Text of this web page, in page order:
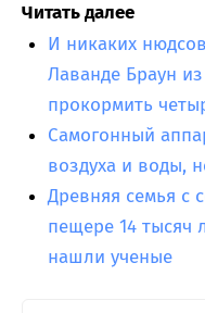
Читать далее
И никаких
Лаванде Браун
прокормить
Самогонный
воздуха и воды,
Древняя семья с
пещере 14 тысяч
нашли ученые